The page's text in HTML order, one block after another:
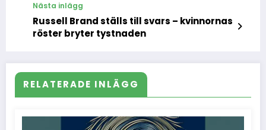
Nästa inlägg
Russell Brand ställs till svars – kvinnornas
röster bryter tystnaden
RELATERADE INLÄGG